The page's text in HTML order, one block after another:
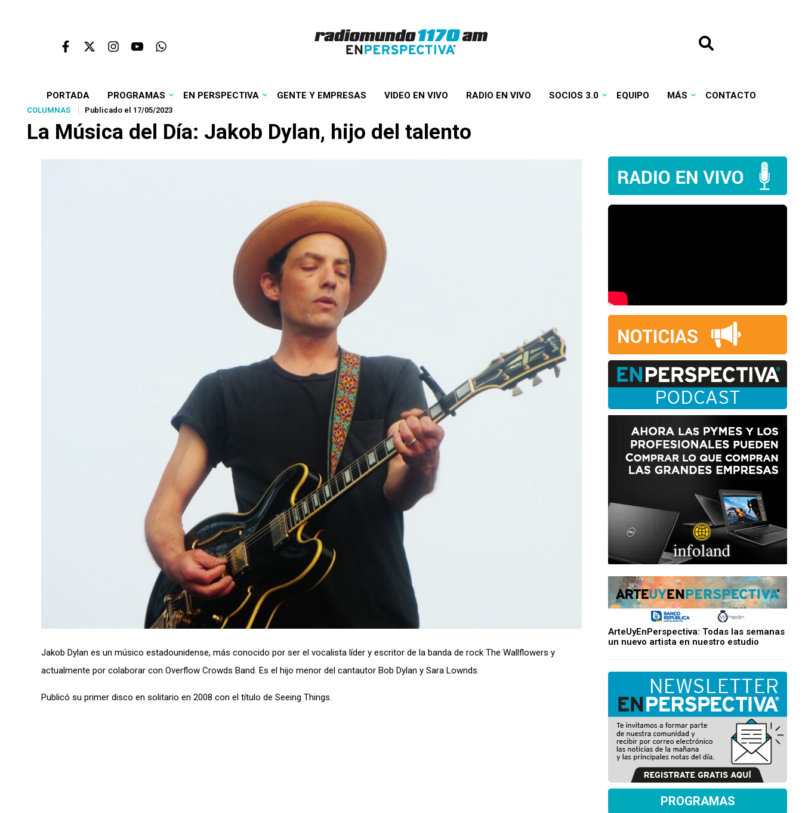
PORTADA PROGRAMAS EN PERSPECTIVA GENTE Y EMPRESAS VIDEO EN VIVO RADIO EN VIVO SOCIOS 3.0 EQUIPO MÁS CONTACTO
COLUMNAS Publicado el 17/05/2023
La Música del Día: Jakob Dylan, hijo del talento
Jakob Dylan es un músico estadounidense, más conocido por ser el vocalista líder y escritor de la banda de rock The Wallflowers y
actualmente por colaborar con Overflow Crowds Band. Es el hijo menor del cantautor Bob Dylan y Sara Lownds.
Publicó su primer disco en solitario en 2008 con el título de Seeing Things.
ArteUyEnPerspectiva: Todas las semanas
un nuevo artista en nuestro estudio
PROGRAMAS